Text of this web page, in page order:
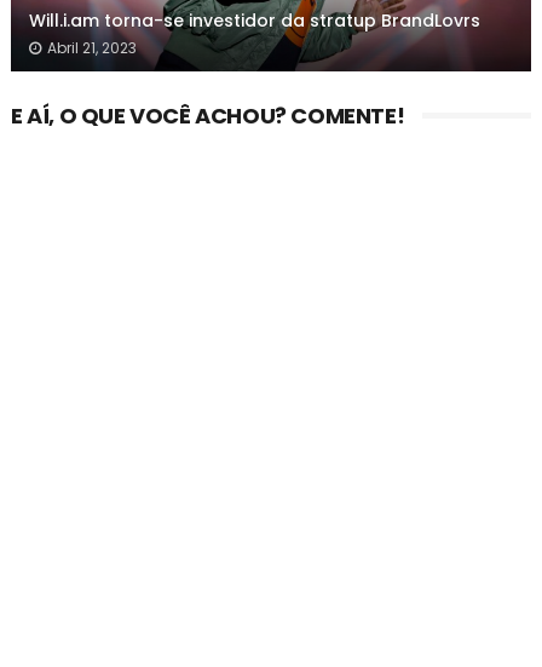
Will.i.am torna-se investidor da stratup BrandLovrs
Abril 21, 2023
E AÍ, O QUE VOCÊ ACHOU? COMENTE!